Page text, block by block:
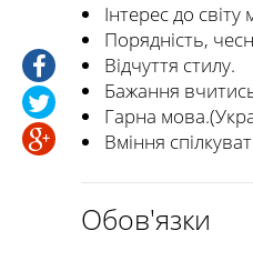
Інтерес до
Порядність,
Відчуття стилу.
Бажання
Гарна
Вміння
Обов'язки